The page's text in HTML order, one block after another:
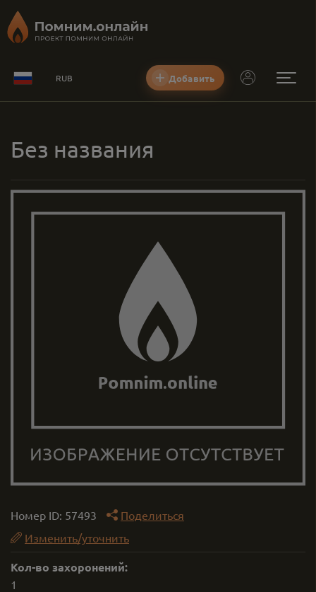
RUB Добавить
Без названия
Номер ID: 57493
Поделиться
Изменить/уточнить
Кол-во захоронений:
1